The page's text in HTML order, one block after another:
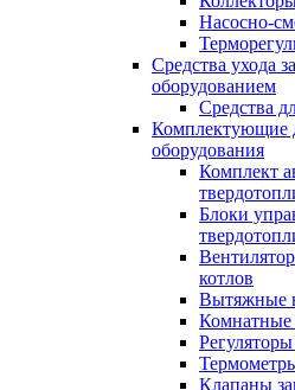
Насосно-
Средства ухода
оборудованием
Средства
Комплектующие
оборудования
Комплект
Блоки
котлов
Вытяжные
Комнатные
Регуляторы
Клапаны